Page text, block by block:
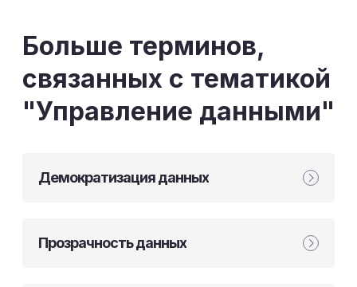
Больше терминов,
связанных с тематикой
"Управление данными"
Демократизация данных
Прозрачность данных